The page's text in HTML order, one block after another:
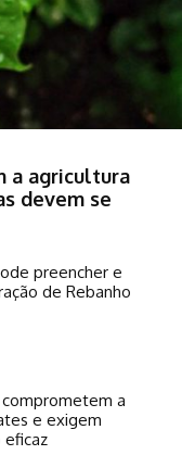
a agricultura
devem se
preencher e
de Rebanho
a
e exigem